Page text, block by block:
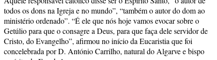
todos os dons na Igreja e no mundo”, “também o autor do dom ao
ministério ordenado”. “É ele que nós hoje vamos evocar sobre o
Getúlio para que o consagre a Deus, para que faça dele servidor de
Cristo, do Evangelho”, afirmou no início da Eucaristia que foi
concelebrada por D. António Carrilho, natural do Algarve e bispo